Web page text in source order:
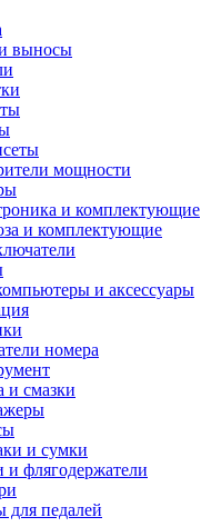
выносы
мощности
и комплектующие
и комплектующие
и аксессуары
номера
и смазки
и сумки
и флягодержатели
педалей